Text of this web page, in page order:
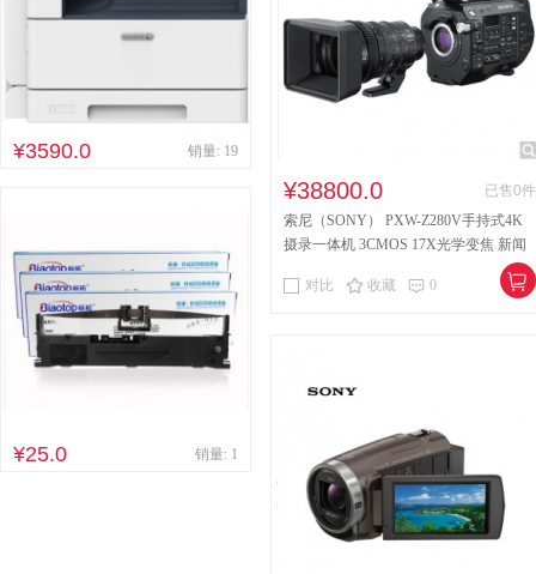
¥3590.0 销量: 19
¥25.0 销量: 1
¥38800.0
已售0件
索尼（SONY） PXW-Z280V手持式4K
摄录一体机 3CMOS 17X光学变焦 新闻
对比
收藏 0